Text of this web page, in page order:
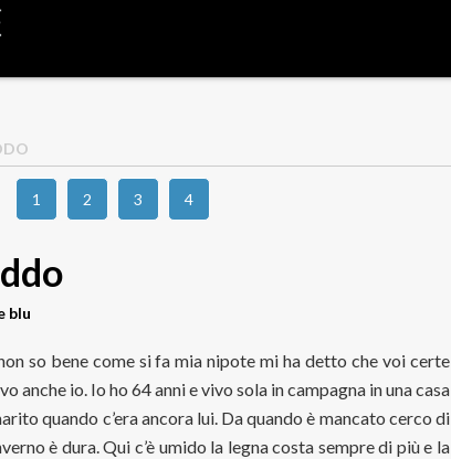
1 2 3 4
blu
so bene come si fa mia nipote mi ha detto che voi certe
anche io. Io ho 64 anni e vivo sola in campagna in una casa
quando c’era ancora lui. Da quando è mancato cerco di
è dura. Qui c’è umido la legna costa sempre di più e la